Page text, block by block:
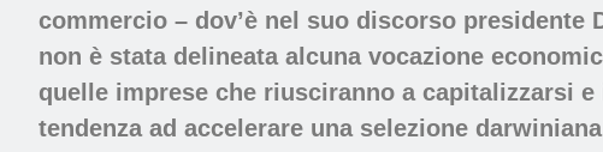
commercio – dov’è nel suo discorso presidente
non è stata delineata alcuna vocazione
quelle imprese che riusciranno a capitalizzarsi
tendenza ad accelerare una selezione